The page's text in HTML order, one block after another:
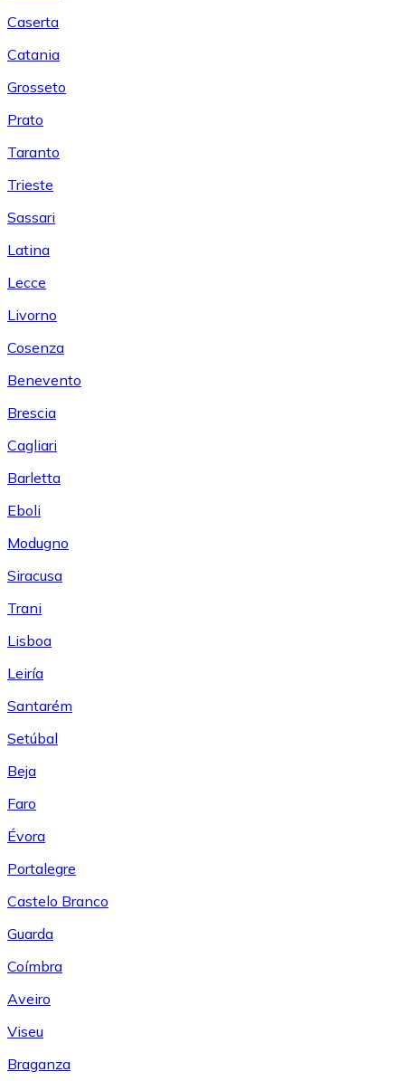
Caserta
Catania
Grosseto
Prato
Taranto
Trieste
Sassari
Latina
Lecce
Livorno
Cosenza
Benevento
Brescia
Cagliari
Barletta
Eboli
Modugno
Siracusa
Trani
Lisboa
Leiría
Santarém
Setúbal
Beja
Faro
Évora
Portalegre
Castelo Branco
Guarda
Coímbra
Aveiro
Viseu
Braganza